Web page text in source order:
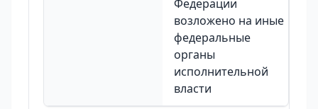
Федерации
возложено на иные
федеральные
органы
исполнительной
власти